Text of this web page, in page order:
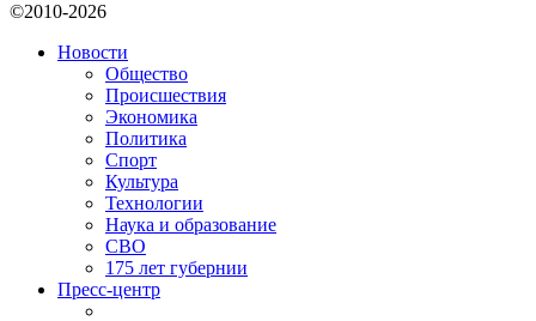
©2010-2026
Новости
Общество
Происшествия
Экономика
Политика
Спорт
Культура
Технологии
Наука и образование
СВО
175 лет губернии
Пресс-центр